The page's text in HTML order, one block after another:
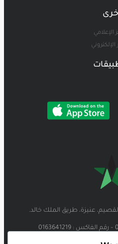
الإعلامي
الإلكتروني
عنيزة، طريق الملك خالد.